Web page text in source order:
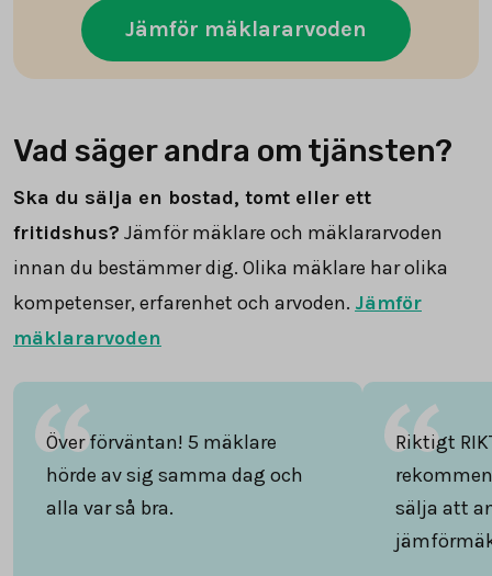
Jämför mäklararvoden
Vad säger andra om tjänsten?
Ska du sälja en bostad, tomt eller ett
fritidshus? Jämför mäklare och mäklararvoden
innan du bestämmer dig. Olika mäklare har olika
kompetenser, erfarenhet och arvoden. Jämför
mäklararvoden
Över förväntan! 5 mäklare
hörde av sig samma dag och
alla var så bra.
Riktigt
sälja att